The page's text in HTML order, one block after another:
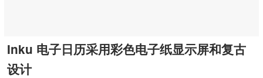
Inku 电子日历采用彩色电子纸显示屏和复古
设计